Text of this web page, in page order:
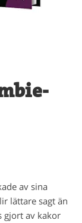
av sina
lättare sagt än
gjort av kakor